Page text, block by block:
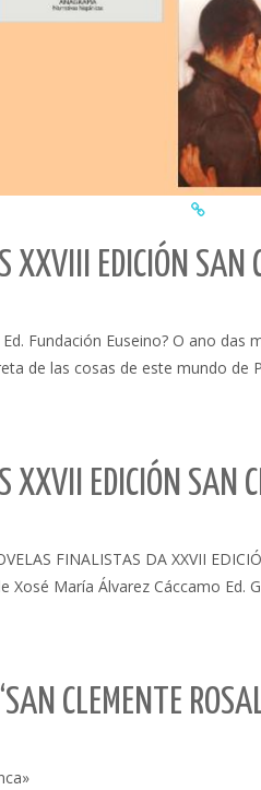
XXVIII EDICIÓN SAN
Fundación Euseino? O ano
de las cosas de este mundo
XXVII EDICIÓN SAN
FINALISTAS DA XXVII
María Álvarez Cáccamo Ed.
CLEMENTE